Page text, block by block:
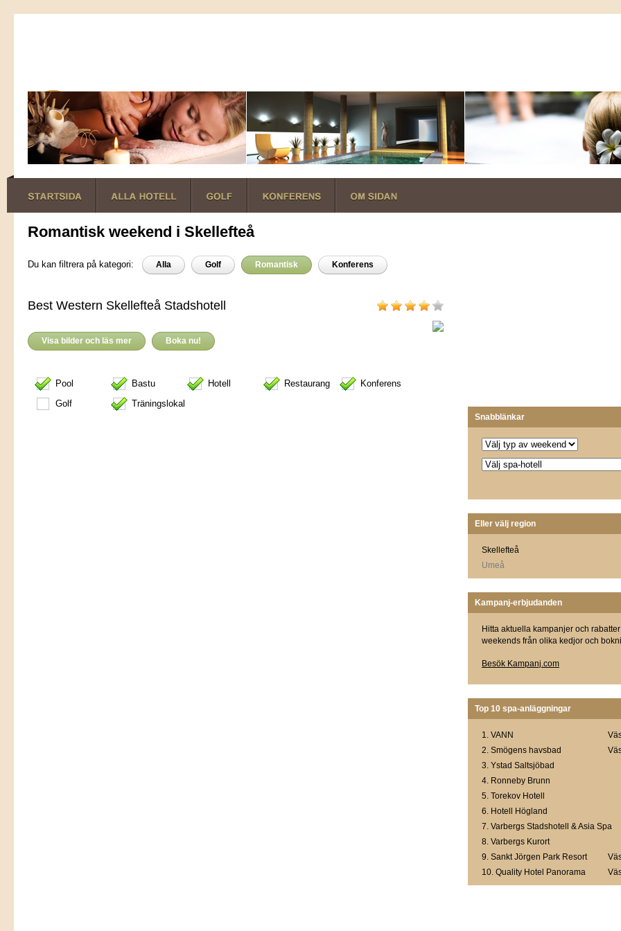
Romantisk weekend i Skellefteå
Du kan filtrera på kategori: Alla Golf Romantisk Konferens
Best Western Skellefteå Stadshotell
Visa bilder och läs mer Boka nu!
Pool Bastu Hotell Restaurang
Konferens
Golf
Träningslokal
Snabblänkar
Eller välj region
Skellefteå
Umeå
Kampanj-erbjudanden
Hitta aktuella kampanjer och
weekends från olika kedjor och
Besök Kampanj.com
Top 10 spa-anläggningar
1. VANN
2. Smögens havsbad
3. Ystad Saltsjöbad
4. Ronneby Brunn
5. Torekov Hotell
6. Hotell Högland
7. Varbergs Stadshotell & Asia Spa
8. Varbergs Kurort
9. Sankt Jörgen Park Resort
10. Quality Hotel Panorama